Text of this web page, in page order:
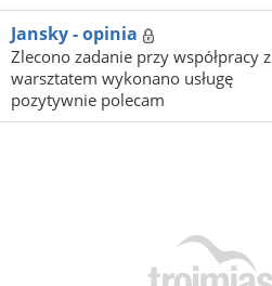
Jansky - opinia
Zlecono zadanie przy współpracy z
warsztatem wykonano usługę
pozytywnie polecam